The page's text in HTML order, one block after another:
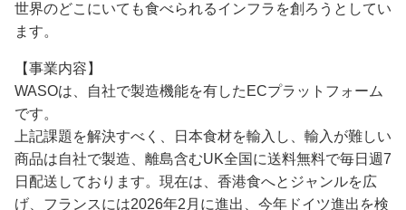
世界のどこにいても食べられるインフラを創ろうとしてい
ます。
【事業内容】
WASOは、自社で製造機能を有したECプラットフォーム
です。
上記課題を解決すべく、日本食材を輸入し、輸入が難しい
商品は自社で製造、離島含むUK全国に送料無料で毎日週7
日配送しております。現在は、香港食へとジャンルを広
げ、フランスには2026年2月に進出、今年ドイツ進出を検